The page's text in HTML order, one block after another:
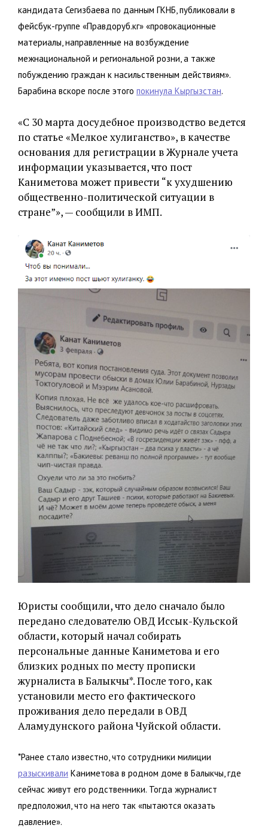
кандидата Сегизбаева по данным ГКНБ, публиковали в
фейсбук-группе «Правдоруб.кг» «провокационные
материалы, направленные на возбуждение
межнациональной и региональной розни, а также
побуждению граждан к насильственным действиям».
Барабина вскоре после этого покинула Кыргызстан.
«С 30 марта досудебное производство ведется
по статье «Мелкое хулиганство», в качестве
основания для регистрации в Журнале учета
информации указывается, что пост
Каниметова может привести “к ухудшению
общественно-политической ситуации в
стране”», — сообщили в ИМП.
Юристы сообщили, что дело сначало было
передано следователю ОВД Иссык-Кульской
области, который начал собирать
персональные данные Каниметова и его
близких родных по месту прописки
журналиста в Балыкчы*. После того, как
установили место его фактического
проживания дело передали в ОВД
Аламудунского района Чуйской области.
*Ранее стало известно, что сотрудники милиции
разыскивали Каниметова в родном доме в Балыкчы, где
сейчас живут его родственники. Тогда журналист
предположил, что на него так «пытаются оказать
давление».